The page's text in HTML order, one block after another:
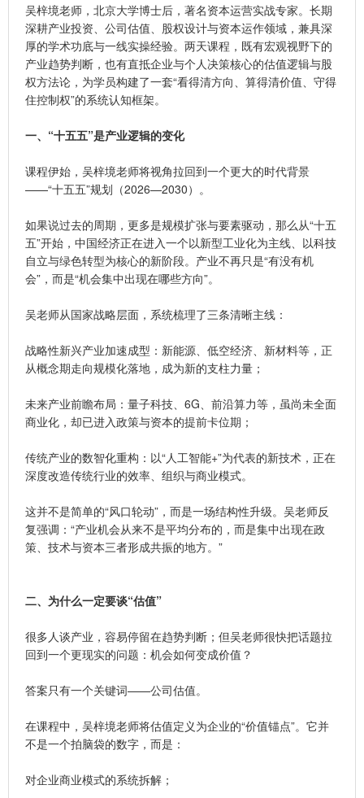
吴梓境老师，北京大学博士后，著名资本运营实战专家。长期
深耕产业投资、公司估值、股权设计与资本运作领域，兼具深
厚的学术功底与一线实操经验。两天课程，既有宏观视野下的
产业趋势判断，也有直抵企业与个人决策核心的估值逻辑与股
权方法论，为学员构建了一套“看得清方向、算得清价值、守得
住控制权”的系统认知框架。
一、“十五五”是产业逻辑的变化
课程伊始，吴梓境老师将视角拉回到一个更大的时代背景
——“十五五”规划（2026—2030）。
如果说过去的周期，更多是规模扩张与要素驱动，那么从“十五
五”开始，中国经济正在进入一个以新型工业化为主线、以科技
自立与绿色转型为核心的新阶段。产业不再只是“有没有机
会”，而是“机会集中出现在哪些方向”。
吴老师从国家战略层面，系统梳理了三条清晰主线：
战略性新兴产业加速成型：新能源、低空经济、新材料等，正
从概念期走向规模化落地，成为新的支柱力量；
未来产业前瞻布局：量子科技、6G、前沿算力等，虽尚未全面
商业化，却已进入政策与资本的提前卡位期；
传统产业的数智化重构：以“人工智能+”为代表的新技术，正在
深度改造传统行业的效率、组织与商业模式。
这并不是简单的“风口轮动”，而是一场结构性升级。吴老师反
复强调：“产业机会从来不是平均分布的，而是集中出现在政
策、技术与资本三者形成共振的地方。”
二、为什么一定要谈“估值”
很多人谈产业，容易停留在趋势判断；但吴老师很快把话题拉
回到一个更现实的问题：机会如何变成价值？
答案只有一个关键词——公司估值。
在课程中，吴梓境老师将估值定义为企业的“价值锚点”。它并
不是一个拍脑袋的数字，而是：
对企业商业模式的系统拆解；